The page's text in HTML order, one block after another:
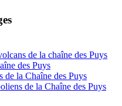
de la chaîne des Puys
des Puys
de la Chaîne des Puys
de la Chaîne des Puys